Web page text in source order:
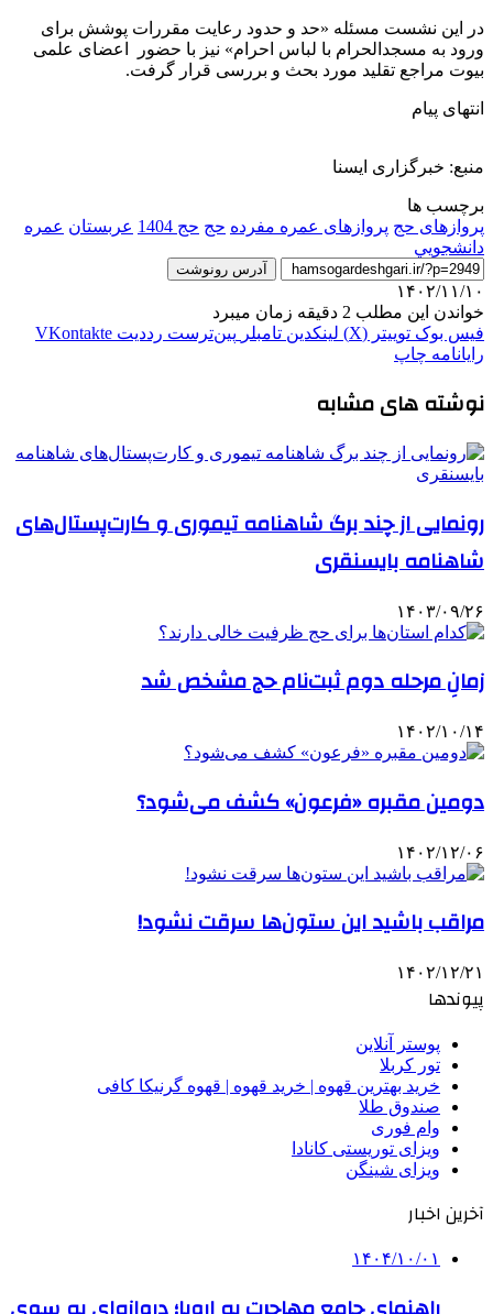
در این نشست مسئله «حد و حدود رعایت مقررات پوشش برای
ورود به مسجدالحرام با لباس احرام» نیز با حضور اعضای علمی
بیوت مراجع تقلید مورد بحث و بررسی قرار گرفت.
انتهای پیام
منبع: خبرگزاری ایسنا
برچسب ها
پروازهای حج پروازهای عمره مفرده حج حج 1404 عربستان عمره
دانشجويي
آدرس رونوشت
۱۴۰۲/۱۱/۱۰
خواندن این مطلب 2 دقیقه زمان میبرد
فیس بوک توییتر (X) لینکدین ‫تامبلر ‫پین‌ترست ‫رددیت ‫VKontakte
رایانامه چاپ
نوشته های مشابه
رونمایی از چند برگ شاهنامه تیموری و کارت‌پستال‌های
شاهنامه بایسنقری
۱۴۰۳/۰۹/۲۶
زمانِ مرحله دوم ثبت‌نام حج مشخص شد
۱۴۰۲/۱۰/۱۴
دومین مقبره «فرعون» کشف می‌شود؟
۱۴۰۲/۱۲/۰۶
مراقب باشید این ستون‌ها سرقت نشود!
۱۴۰۲/۱۲/۲۱
پیوندها
پوستر آنلاین
تور کربلا
خرید بهترین قهوه | خرید قهوه | قهوه گرنیکا کافی
صندوق طلا
وام فوری
ویزای توریستی کانادا
ویزای شینگن
آخرین اخبار
۱۴۰۴/۱۰/۰۱